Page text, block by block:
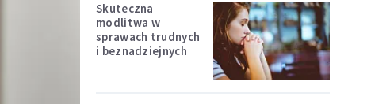
Skuteczna
modlitwa w
sprawach trudnych
i beznadziejnych